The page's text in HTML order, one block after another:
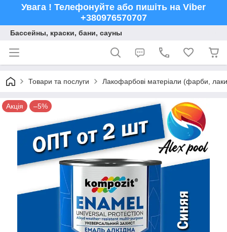
Увага ! Телефонуйте або пишіть на Viber
+380976570707
Бассейны, краски, бани, сауны
Товари та послуги Лакофарбові матеріали (фарби,
Акція –5%